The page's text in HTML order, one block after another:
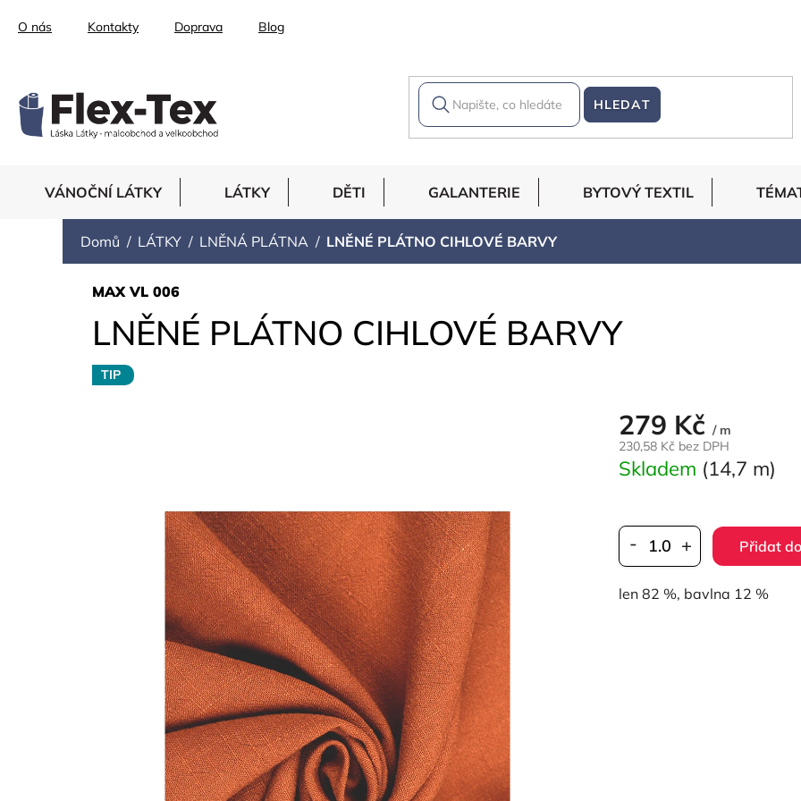
O nás Kontakty Doprava Blog
HLEDAT
VÁNOČNÍ LÁTKY LÁTKY DĚTI GALANTERIE BYTOVÝ TEXTIL
Domů LÁTKY LNĚNÁ PLÁTNA LNĚNÉ PLÁTNO CIHLOVÉ BARVY
LNĚNÉ PLÁTNO CIHLOVÉ BARVY
MAX VL 006
TIP
279 Kč / m
230,58 Kč bez DPH
Měrná
cena:
Skladem (14,7 m)
Přidat
len 82 %, bavlna 12 %